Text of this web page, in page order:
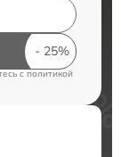
cполитикой